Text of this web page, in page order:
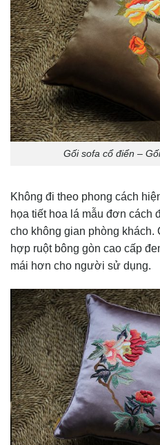
Gối sofa cổ điển –
Không đi theo phong cách
họa tiết hoa lá mẫu đơn cách
cho không gian phòng khách.
hợp ruột bông gòn cao cấp
mái hơn cho người sử dụng.